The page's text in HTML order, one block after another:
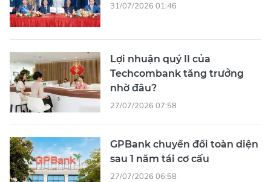
31/07/2026 01:46
Lợi nhuận quý II của
Techcombank tăng trưởng
nhờ đâu?
27/07/2026 07:58
GPBank chuyển đổi toàn diện
sau 1 năm tái cơ cấu
27/07/2026 06:58